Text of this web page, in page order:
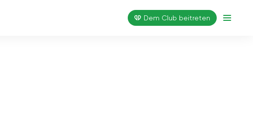
Dem Club beitreten